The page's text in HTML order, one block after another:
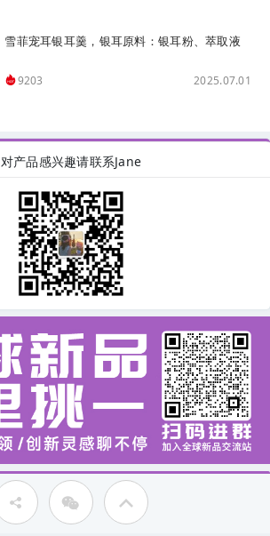
雪菲宠耳银耳羹，银耳原料：银耳粉、萃取液
9203 2025.07.01
对产品感兴趣请联系Jane